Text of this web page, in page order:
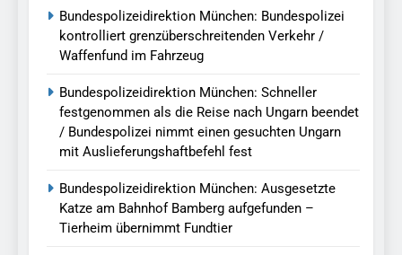
Bundespolizeidirektion München: Bundespolizei
kontrolliert grenzüberschreitenden Verkehr /
Waffenfund im Fahrzeug
Bundespolizeidirektion München: Schneller
festgenommen als die Reise nach Ungarn beendet
/ Bundespolizei nimmt einen gesuchten Ungarn
mit Auslieferungshaftbefehl fest
Bundespolizeidirektion München: Ausgesetzte
Katze am Bahnhof Bamberg aufgefunden –
Tierheim übernimmt Fundtier